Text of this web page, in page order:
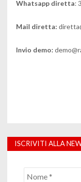
Whatsapp diretta:
Mail diretta:
Invio demo:
ISCRIVITI ALLA